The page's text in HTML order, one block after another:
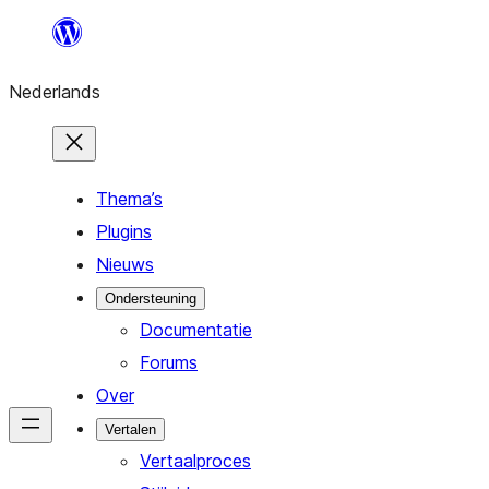
de
inhoud
Nederlands
Thema’s
Plugins
Nieuws
Ondersteuning
Documentatie
Forums
Over
Vertalen
Vertaalproces